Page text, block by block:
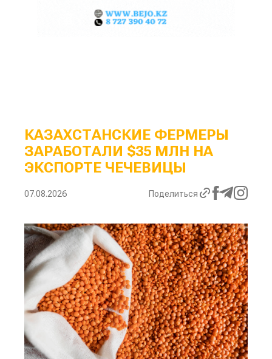
КАЗАХСТАНСКИЕ ФЕРМЕРЫ
ЗАРАБОТАЛИ $35 МЛН НА
ЭКСПОРТЕ ЧЕЧЕВИЦЫ
07.08.2026 Поделиться